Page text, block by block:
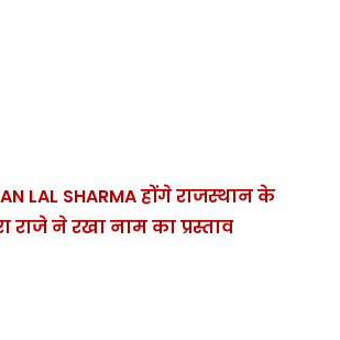
LAL SHARMA होंगे राजस्थान के
ने रखा नाम का प्रस्ताव